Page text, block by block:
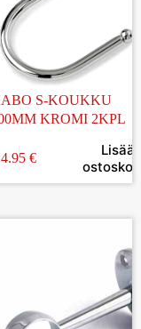
S-KOUKKU
KROMI 2KPL
4.95 €
Lisää